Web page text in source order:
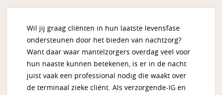
Wil jij graag cliënten in hun laatste levensfase
ondersteunen door het bieden van nachtzorg?
Want daar waar mantelzorgers overdag veel voor
hun naaste kunnen betekenen, is er in de nacht
juist vaak een professional nodig die waakt over
de terminaal zieke cliënt. Als verzorgende-IG en